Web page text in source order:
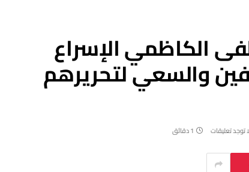
الكاظمي‬⁩ الإسراع
والسعي لتحريرهم
توجد تعليقات 1 دقائق